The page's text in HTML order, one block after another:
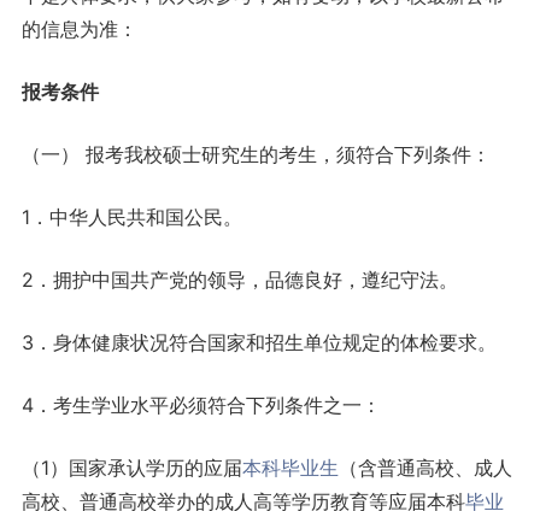
的信息为准：
报考条件
（一） 报考我校硕士研究生的考生，须符合下列条件：
1．中华人民共和国公民。
2．拥护中国共产党的领导，品德良好，遵纪守法。
3．身体健康状况符合国家和招生单位规定的体检要求。
4．考生学业水平必须符合下列条件之一：
（1）国家承认学历的应届本科毕业生 （含普通高校、成人
高校、普通高校举办的成人高等学历教育等应届本科毕业